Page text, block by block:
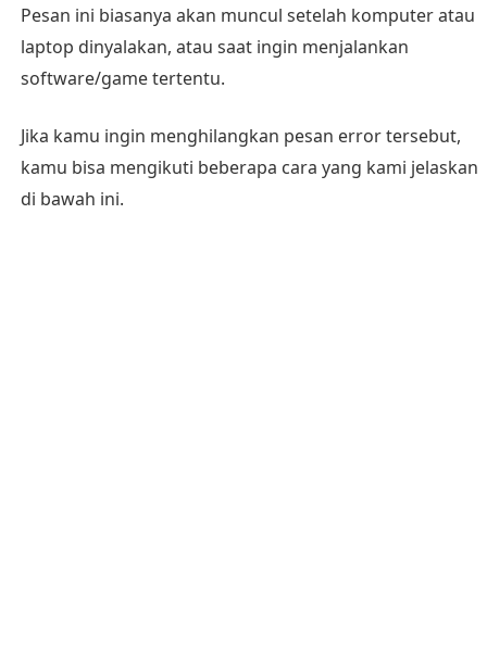
Pesan ini biasanya akan muncul setelah komputer atau
laptop dinyalakan, atau saat ingin menjalankan
software/game tertentu.
Jika kamu ingin menghilangkan pesan error tersebut,
kamu bisa mengikuti beberapa cara yang kami jelaskan
di bawah ini.